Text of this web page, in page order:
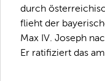
durch
flieht der
Max IV. Joseph
Er ratifiziert das am